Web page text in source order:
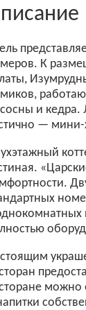
К
и кедра.
— мини-
можно